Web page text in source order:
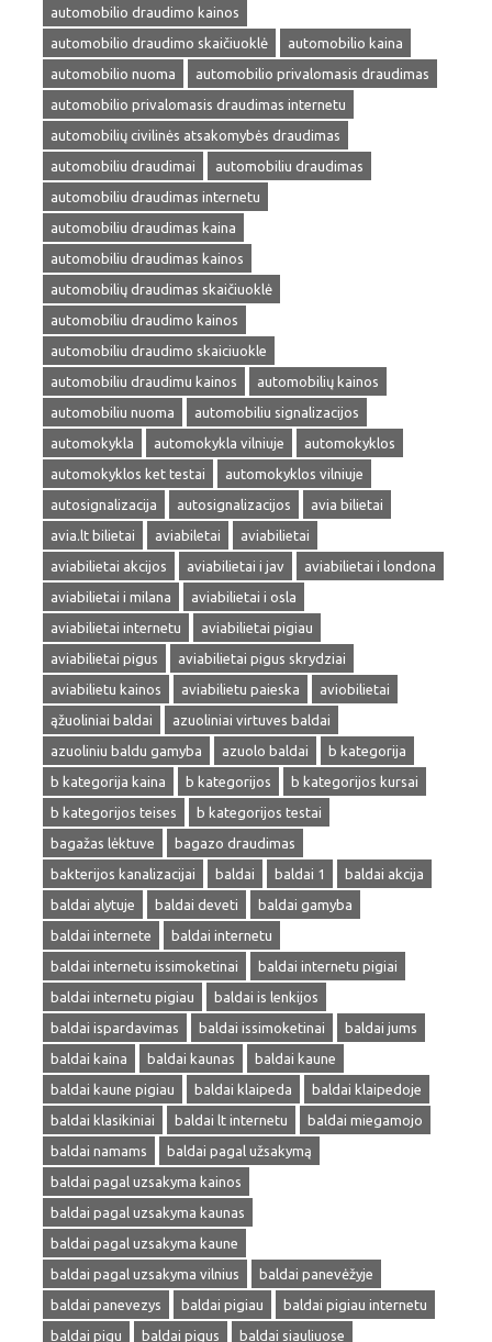
automobilio draudimo kainos
automobilio draudimo skaičiuoklė
automobilio kaina
automobilio nuoma
automobilio privalomasis draudimas
automobilio privalomasis draudimas internetu
automobilių civilinės atsakomybės draudimas
automobiliu draudimai
automobiliu draudimas
automobiliu draudimas internetu
automobiliu draudimas kaina
automobiliu draudimas kainos
automobilių draudimas skaičiuoklė
automobiliu draudimo kainos
automobiliu draudimo skaiciuokle
automobiliu draudimu kainos
automobilių kainos
automobiliu nuoma
automobiliu signalizacijos
automokykla
automokykla vilniuje
automokyklos
automokyklos ket testai
automokyklos vilniuje
autosignalizacija
autosignalizacijos
avia bilietai
avia.lt bilietai
aviabiletai
aviabilietai
aviabilietai akcijos
aviabilietai i jav
aviabilietai i londona
aviabilietai i milana
aviabilietai i osla
aviabilietai internetu
aviabilietai pigiau
aviabilietai pigus
aviabilietai pigus skrydziai
aviabilietu kainos
aviabilietu paieska
aviobilietai
ąžuoliniai baldai
azuoliniai virtuves baldai
azuoliniu baldu gamyba
azuolo baldai
b kategorija
b kategorija kaina
b kategorijos
b kategorijos kursai
b kategorijos teises
b kategorijos testai
bagažas lėktuve
bagazo draudimas
bakterijos kanalizacijai
baldai baldai 1
baldai akcija
baldai alytuje
baldai deveti
baldai gamyba
baldai internete
baldai internetu
baldai internetu issimoketinai
baldai internetu pigiai
baldai internetu pigiau
baldai is lenkijos
baldai ispardavimas
baldai issimoketinai
baldai jums
baldai kaina
baldai kaunas
baldai kaune
baldai kaune pigiau
baldai klaipeda
baldai klaipedoje
baldai klasikiniai
baldai lt internetu
baldai miegamojo
baldai namams
baldai pagal užsakymą
baldai pagal uzsakyma kainos
baldai pagal uzsakyma kaunas
baldai pagal uzsakyma kaune
baldai pagal uzsakyma vilnius
baldai panevėžyje
baldai panevezys
baldai pigiau
baldai pigiau internetu
baldai pigu
baldai pigus baldai siauliuose